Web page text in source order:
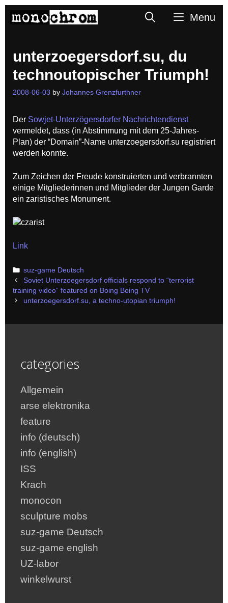
SearchMenu
unterzoegersdorf.su, du
technoutopischer Triumph!
2008-06-03 by Johannes Grenzfurthner
Der Sowjet-Unterzögersdorfer Nachrichtendienst
vermeldet, dass (in Abstimmung mit dem 25-Jahres-
Plan) der “Domain”-Name unterzoegersdorf.su registriert
werden konnte.
Zum Zeichen der Freude konstruierten und verbrannten
einige Mitgliederinnen und Mitglieder der Jungen Garde
ein zaristisches Monument.
Link
Categories
suz-game Deutsch
Post
navigation
Soviet Unterzoegersdorf officials respond to “terrorist
training video” featured on Boing Boing TV
unterzoegersdorf.su, a techno-utopian triumph!
categories
Allgemein
arse elektronika
feature
info (deutsch)
info (english)
ISS
Krach
monocon
sculpture mobs
suz-game Deutsch
suz-game english
UZ-labor
winkelwurst